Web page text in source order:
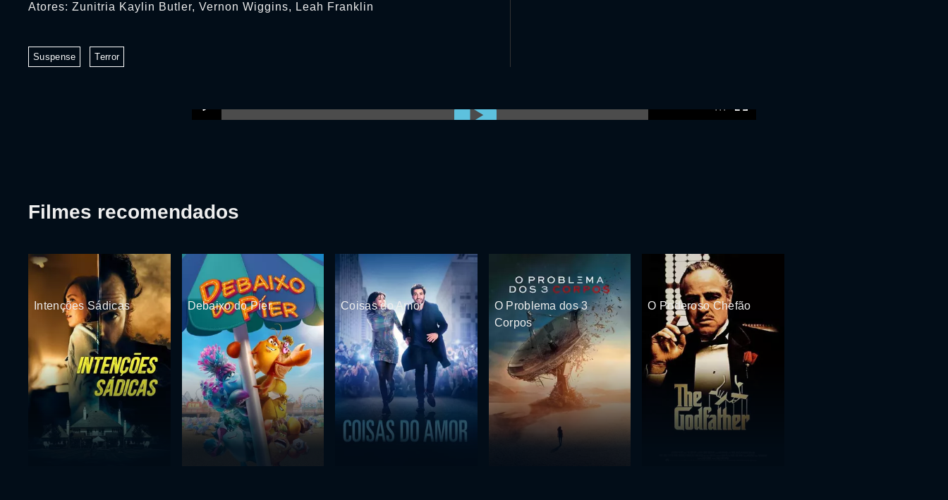
Atores: Zunitria Kaylin Butler, Vernon Wiggins, Leah Franklin
Suspense Terror
Filmes recomendados
Intenções Sádicas Debaixo do Píer Coisas do Amor
O Problema dos 3
Corpos
O Poderoso Chefão